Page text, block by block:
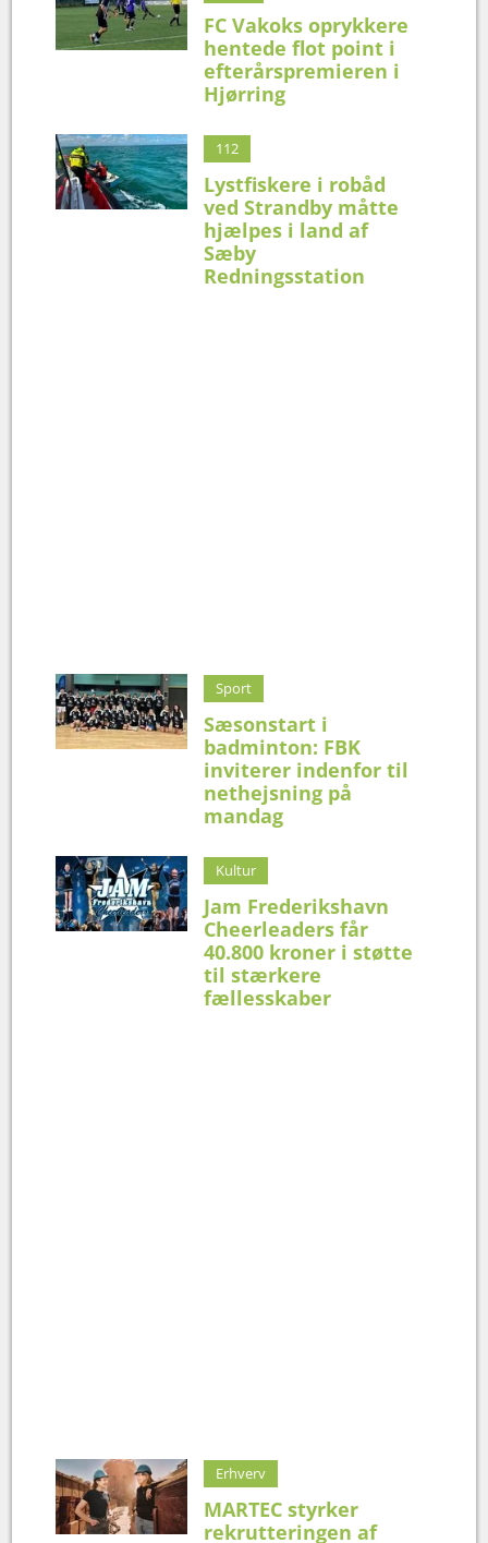
FC Vakoks oprykkere
hentede flot point i
efterårspremieren i
Hjørring
112
Lystfiskere i robåd
ved Strandby måtte
hjælpes i land af
Sæby
Redningsstation
Sport
Sæsonstart i
badminton: FBK
inviterer indenfor til
nethejsning på
mandag
Kultur
Jam Frederikshavn
Cheerleaders får
40.800 kroner i støtte
til stærkere
fællesskaber
Erhverv
MARTEC styrker
rekrutteringen af